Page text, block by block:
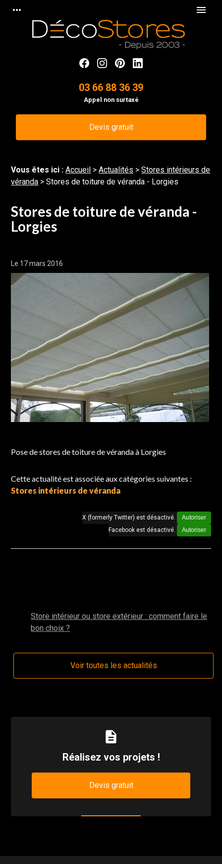
more_horiz menu
03 66 88 36 39
Appel non surtaxé
Devis gratuit
Vous êtes ici : Accueil >Actualités >Stores intérieurs de
véranda > Stores de toiture de véranda - Lorgies
Stores de toiture de véranda -
Lorgies
Le 17 mars 2016
Pose de stores de toiture de véranda à Lorgies
Cette actualité est associée aux catégories suivantes :
Stores intérieurs de véranda
X (formerly Twitter) est désactivé.
Autoriser
Facebook est désactivé.
Autoriser
Store intérieur ou store extérieur : comment faire le
bon choix ?
Voir toutes les actualités
description
Réalisez vos projets !
Devis gratuit